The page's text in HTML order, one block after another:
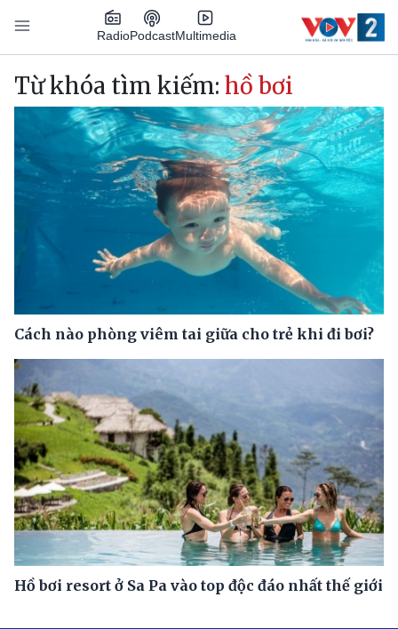
Nhảy đến nội dung
RadioPodcastMultimedia
Main navigation
Từ khóa tìm kiếm: hồ bơi
Cách nào phòng viêm tai giữa cho trẻ khi đi bơi?
Hồ bơi resort ở Sa Pa vào top độc đáo nhất thế giới